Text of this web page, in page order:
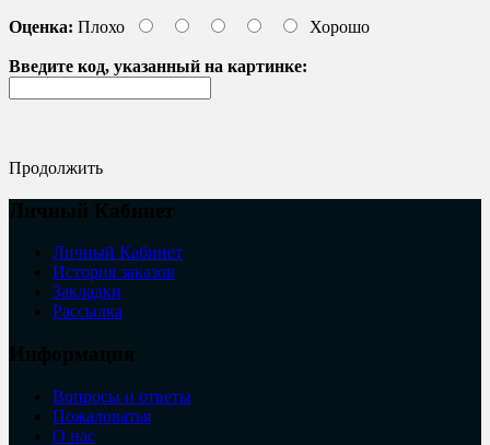
Оценка: Плохо Хорошо
Введите код, указанный на картинке:
Продолжить
Личный Кабинет
История заказов
Закладки
Рассылка
Вопросы и ответы
Пожаловатья
О нас